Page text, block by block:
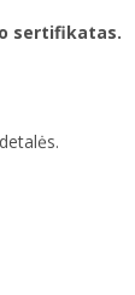
sertifikatas.